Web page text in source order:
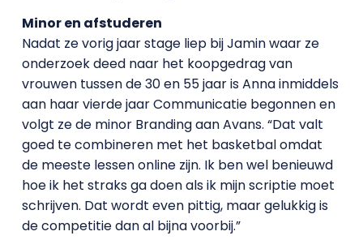
Minor en afstuderen
Nadat ze vorig jaar stage liep bij Jamin waar ze
onderzoek deed naar het koopgedrag van
vrouwen tussen de 30 en 55 jaar is Anna inmiddels
aan haar vierde jaar Communicatie begonnen en
volgt ze de minor Branding aan Avans. “Dat valt
goed te combineren met het basketbal omdat
de meeste lessen online zijn. Ik ben wel benieuwd
hoe ik het straks ga doen als ik mijn scriptie moet
schrijven. Dat wordt even pittig, maar gelukkig is
de competitie dan al bijna voorbij.”